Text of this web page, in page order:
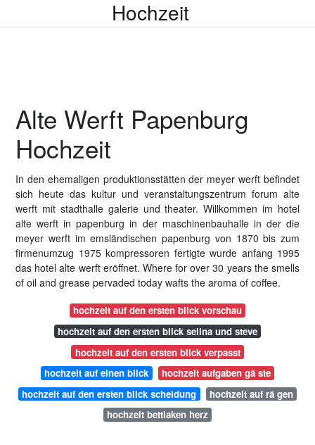
Hochzeit
Alte Werft Papenburg
Hochzeit
In den ehemaligen produktionsstätten der meyer werft befindet
sich heute das kultur und veranstaltungszentrum forum alte
werft mit stadthalle galerie und theater. Willkommen im hotel
alte werft in papenburg in der maschinenbauhalle in der die
meyer werft im emsländischen papenburg von 1870 bis zum
firmenumzug 1975 kompressoren fertigte wurde anfang 1995
das hotel alte werft eröffnet. Where for over 30 years the smells
of oil and grease pervaded today wafts the aroma of coffee.
hochzeit auf den ersten blick vorschau
hochzeit auf den ersten blick selina und steve
hochzeit auf den ersten blick verpasst
hochzeit auf einen blick
hochzeit aufgaben gã ste
hochzeit auf den ersten blick scheidung
hochzeit auf rã gen
hochzeit bettlaken herz